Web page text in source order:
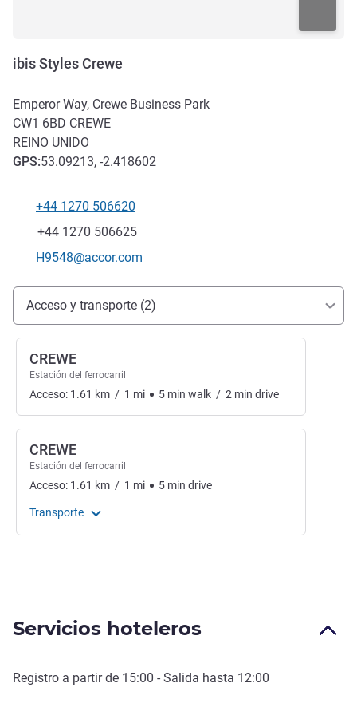
ibis Styles Crewe
Emperor Way, Crewe Business Park
CW1 6BD CREWE
REINO UNIDO
GPS:53.09213, -2.418602
Teléfono
+44 1270 506620
Fax
+44 1270 506625
Correo electrónico de contacto
H9548@accor.com
Acceso y transporte
Acceso y transporte (2)
CREWE
Estación del ferrocarril
Acceso: 1.61 km / 1 mi 5 min walk / 2 min drive
CREWE
Estación del ferrocarril
Acceso: 1.61 km / 1 mi 5 min drive
Transporte
Servicios hoteleros
Registro a partir de 15:00 - Salida hasta 12:00